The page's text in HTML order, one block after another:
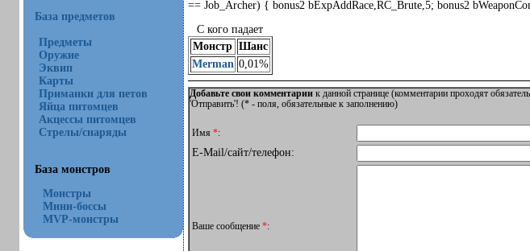
База предметов
Предметы
Оружие
Эквип
Карты
Приманки для петов
Яйца питомцев
Акцессы питомцев
Стрелы/снаряды
База монстров
Монстры
Мини-боссы
MVP-монстры
== Job_Archer) { bonus2 bExpAddRace,RC_Brute,5; bonus2
С кого падает
Монстр Шанс
Merman 0,01%
Добавьте свои комментариик данной странице (комментарии проходят
'Отправить'! (*- поля, обязательные к заполнению)
Имя *:
E-Mail/сайт/телефон:
Ваше сообщение *: